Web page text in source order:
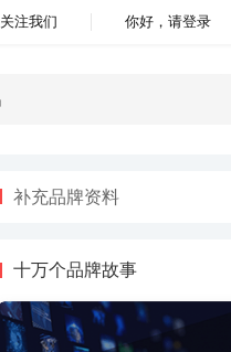
关注我们 你好，请登录
补充品牌资料
十万个品牌故事